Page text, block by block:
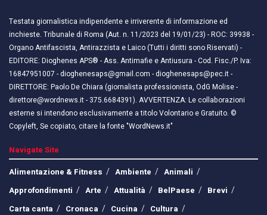
Testata giornalistica indipendente e irriverente di informazione ed
inchieste. Tribunale di Roma (Aut. n. 11/2023 del 19/01/23) - ROC: 39938 -
Organo Antifascista, Antirazzista e Laico (Tutti i diritti sono Riservati) -
EDITORE: Dioghenes APS® - Ass. Antimafie e Antiusura - Cod. Fisc./P. Iva:
16847951007 - dioghenesaps@gmail.com - dioghenesaps@pec.it - ​​
DIRETTORE: Paolo De Chiara (giornalista professionista, OdG Molise -
direttore@wordnews.it - ​​375.6684391). AVVERTENZA: Le collaborazioni
esterne si intendono esclusivamente a titolo Volontario e Gratuito. ©
Copyleft, Se copiato, citare la fonte "WordNews.it"
Navigate Site
Alimentazione & Fitness
Ambiente
Animali
Approfondimenti
Arte Attualità BelPaese
Brevi
Carta canta
Cronaca Cucina
Cultura